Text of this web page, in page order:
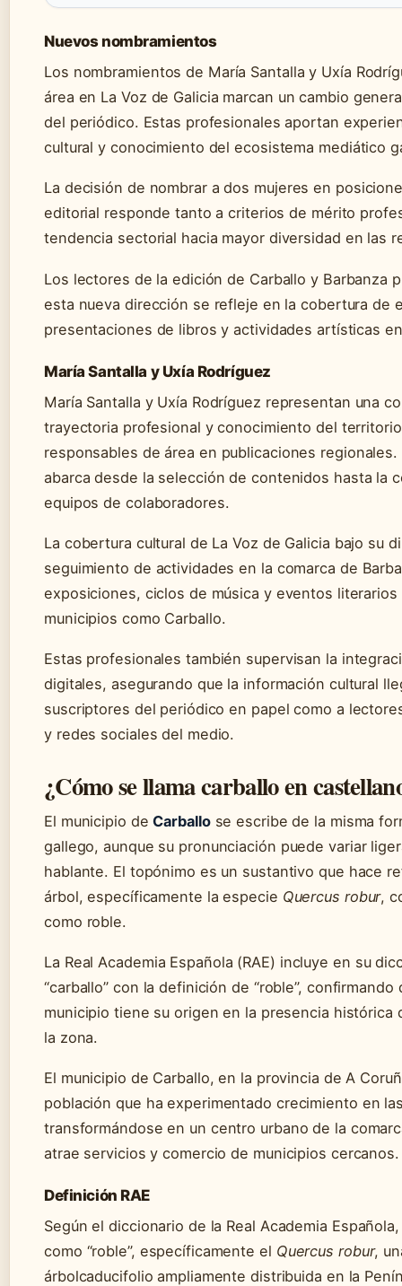
Nuevos nombramientos
Los nombramientos de María Santalla y Uxía
área en La Voz de Galicia marcan un cambio
del periódico. Estas profesionales aportan
cultural y conocimiento del ecosistema mediático
La decisión de nombrar a dos mujeres en
editorial responde tanto a criterios de mérito
tendencia sectorial hacia mayor diversidad en las
Los lectores de la edición de Carballo y Barbanza
esta nueva dirección se refleje en la cobertura de
presentaciones de libros y actividades artísticas
María Santalla y Uxía Rodríguez
María Santalla y Uxía Rodríguez representan una
trayectoria profesional y conocimiento del
responsables de área en publicaciones
abarca desde la selección de contenidos hasta la
equipos de colaboradores.
La cobertura cultural de La Voz de Galicia bajo su
seguimiento de actividades en la comarca de
exposiciones, ciclos de música y eventos
municipios como Carballo.
Estas profesionales también supervisan la
digitales, asegurando que la información cultural
suscriptores del periódico en papel como a
y redes sociales del medio.
¿Cómo se llama carballo en
El municipio deCarballose escribe de la misma
gallego, aunque su pronunciación puede variar
hablante. El topónimo es un sustantivo que hace
árbol, específicamente la especie Quercus robur,
como roble.
La Real Academia Española (RAE) incluye en su
“carballo” con la definición de “roble”,
municipio tiene su origen en la presencia histórica
la zona.
El municipio de Carballo, en la provincia de A
población que ha experimentado crecimiento en
transformándose en un centro urbano de la
atrae servicios y comercio de municipios cercanos.
Definición RAE
Según el diccionario de la Real Academia
como “roble”, específicamente el Quercus robur,
árbolcaducifolio ampliamente distribuida en la